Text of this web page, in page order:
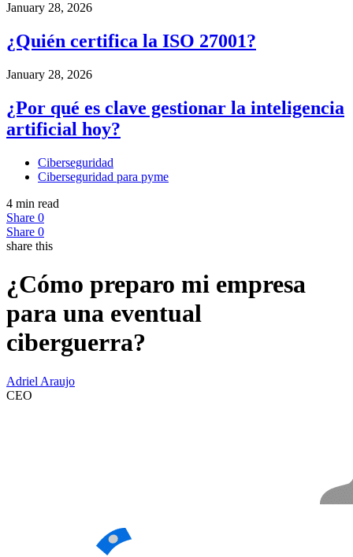
January 28, 2026
¿Quién certifica la ISO 27001?
January 28, 2026
¿Por qué es clave gestionar la inteligencia
artificial hoy?
Ciberseguridad
Ciberseguridad para pyme
4 min read
Share 0
Share 0
share this
¿Cómo preparo mi empresa
para una eventual
ciberguerra?
Adriel Araujo
CEO